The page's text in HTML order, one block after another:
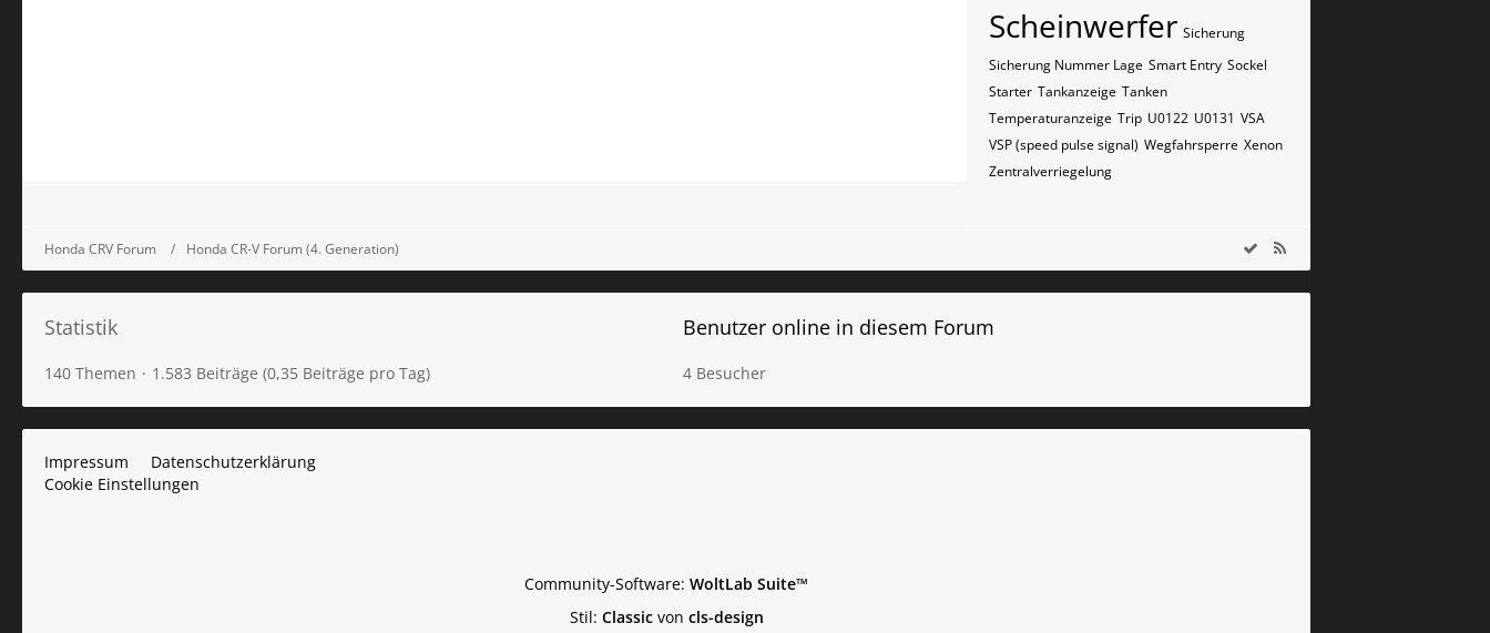
Scheinwerfer Sicherung
Sicherung Nummer Lage Smart Entry Sockel
Starter Tankanzeige Tanken
Temperaturanzeige Trip U0122 U0131 VSA
VSP (speed pulse signal) Wegfahrsperre Xenon
Zentralverriegelung
Honda CRV Forum Honda CR-V Forum (4. Generation)
Statistik
140 Themen 1.583 Beiträge (0,35 Beiträge pro Tag)
Benutzer online in diesem Forum
4 Besucher
Impressum
Datenschutzerklärung
Cookie Einstellungen
Community-Software: WoltLab Suite™
Stil: Classicvon cls-design